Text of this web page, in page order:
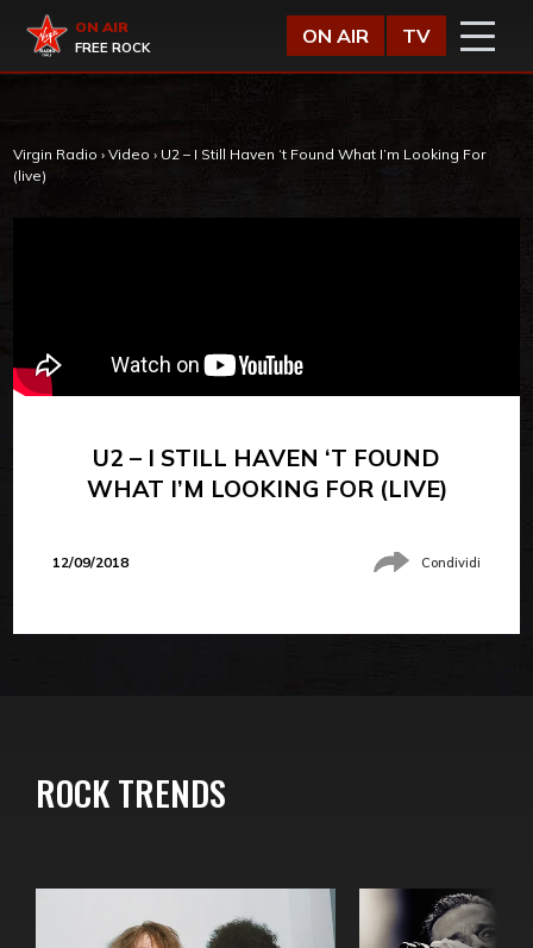
Virgin Radio
ON AIR
FREE ROCK
ON AIR TV
Virgin Radio › Video › U2 – I Still Haven ‘t Found What I’m Looking For
(live)
U2 – I STILL HAVEN ‘T FOUND
WHAT I’M LOOKING FOR (LIVE)
12/09/2018 Condividi
ROCK TRENDS